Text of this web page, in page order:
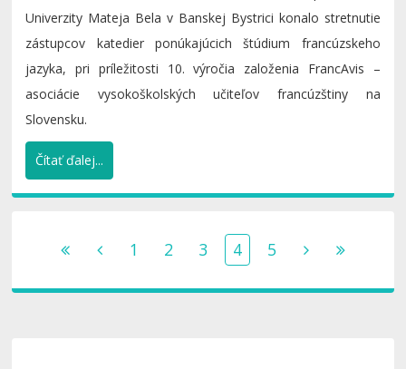
Univerzity Mateja Bela v Banskej Bystrici konalo stretnutie
zástupcov katedier ponúkajúcich štúdium francúzskeho
jazyka, pri príležitosti 10. výročia založenia FrancAvis –
asociácie vysokoškolských učiteľov francúzštiny na
Slovensku.
Čítať ďalej...
1 2 3 4 5